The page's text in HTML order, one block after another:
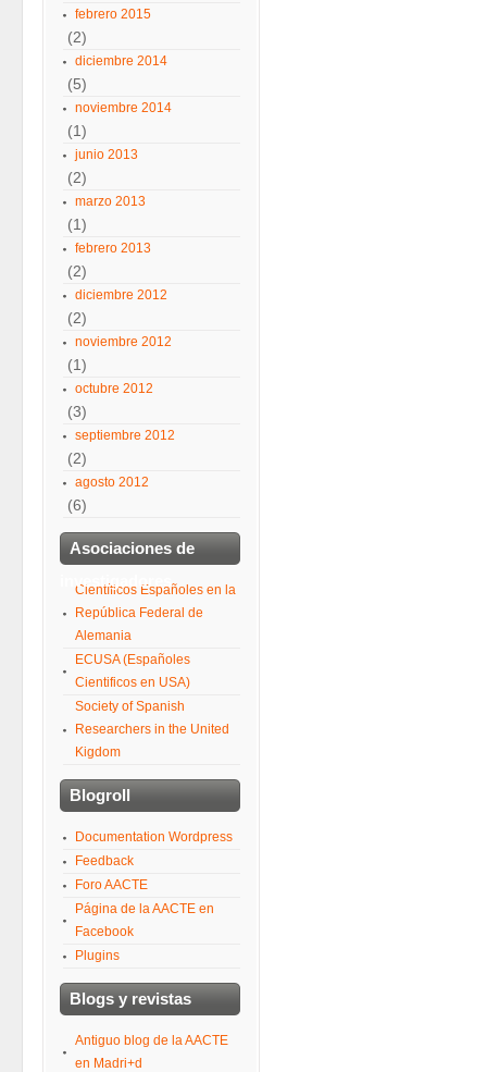
febrero 2015
(2)
diciembre 2014
(5)
noviembre 2014
(1)
junio 2013
(2)
marzo 2013
(1)
febrero 2013
(2)
diciembre 2012
(2)
noviembre 2012
(1)
octubre 2012
(3)
septiembre 2012
(2)
agosto 2012
(6)
Asociaciones de
investigadores
Científicos Españoles en la
República Federal de
Alemania
ECUSA (Españoles
Cientificos en USA)
Society of Spanish
Researchers in the United
Kigdom
Blogroll
Documentation Wordpress
Feedback
Foro AACTE
Página de la AACTE en
Facebook
Plugins
Blogs y revistas
Antiguo blog de la AACTE
en Madri+d